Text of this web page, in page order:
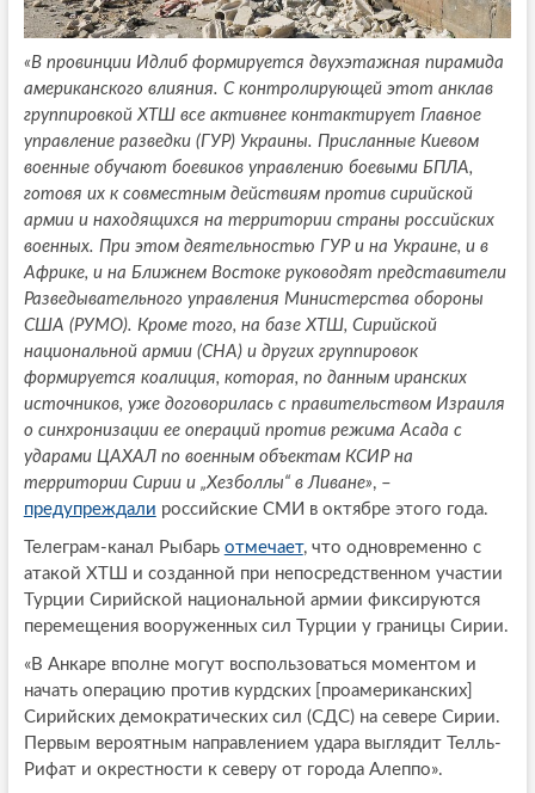
«В провинции Идлиб формируется двухэтажная пирамида
американского влияния. С контролирующей этот анклав
группировкой ХТШ все активнее контактирует Главное
управление разведки (ГУР) Украины. Присланные Киевом
военные обучают боевиков управлению боевыми БПЛА,
готовя их к совместным действиям против сирийской
армии и находящихся на территории страны российских
военных. При этом деятельностью ГУР и на Украине, и в
Африке, и на Ближнем Востоке руководят представители
Разведывательного управления Министерства обороны
США (РУМО). Кроме того, на базе ХТШ, Сирийской
национальной армии (СНА) и других группировок
формируется коалиция, которая, по данным иранских
источников, уже договорилась с правительством Израиля
о синхронизации ее операций против режима Асада с
ударами ЦАХАЛ по военным объектам КСИР на
территории Сирии и „Хезболлы“ в Ливане», –
предупреждали российские СМИ в октябре этого года.
Телеграм-канал Рыбарь отмечает, что одновременно с
атакой ХТШ и созданной при непосредственном участии
Турции Сирийской национальной армии фиксируются
перемещения вооруженных сил Турции у границы Сирии.
«В Анкаре вполне могут воспользоваться моментом и
начать операцию против курдских [проамериканских]
Сирийских демократических сил (СДС) на севере Сирии.
Первым вероятным направлением удара выглядит Телль-
Рифат и окрестности к северу от города Алеппо».